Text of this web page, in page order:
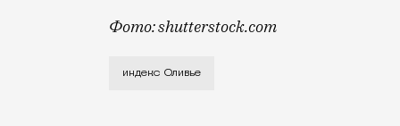
Фото: shutterstock.com
Кажется, что всего-то 6%, но на
индекс Оливье